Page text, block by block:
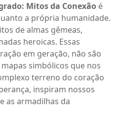
Mitos da Conexão é
a própria humanidade.
de almas gêmeas,
heroicas. Essas
em geração, não são
simbólicos que nos
terreno do coração
inspiram nossos
as armadilhas da